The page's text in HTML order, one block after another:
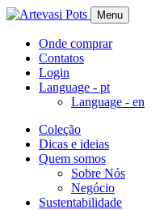
Menu
Onde comprar
Contatos
Login
Language - pt
Language - en
Coleção
Dicas e ideias
Quem somos
Sobre Nós
Negócio
Sustentabilidade